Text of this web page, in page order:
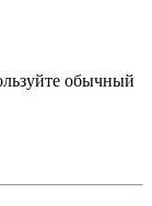
обычный